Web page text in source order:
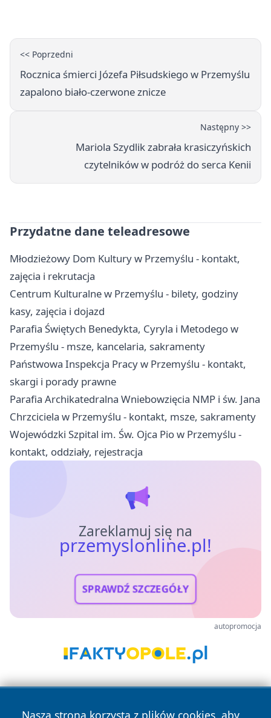
<< Poprzedni
Rocznica śmierci Józefa Piłsudskiego w Przemyślu
zapalono biało-czerwone znicze
Następny >>
Mariola Szydlik zabrała krasiczyńskich
czytelników w podróż do serca Kenii
Przydatne dane teleadresowe
Młodzieżowy Dom Kultury w Przemyślu - kontakt,
zajęcia i rekrutacja
Centrum Kulturalne w Przemyślu - bilety, godziny
kasy, zajęcia i dojazd
Parafia Świętych Benedykta, Cyryla i Metodego w
Przemyślu - msze, kancelaria, sakramenty
Państwowa Inspekcja Pracy w Przemyślu - kontakt,
skargi i porady prawne
Parafia Archikatedralna Wniebowzięcia NMP i św. Jana
Chrzciciela w Przemyślu - kontakt, msze, sakramenty
Wojewódzki Szpital im. Św. Ojca Pio w Przemyślu -
kontakt, oddziały, rejestracja
Zareklamuj się na
przemyslonline.pl!
SPRAWDŹ SZCZEGÓŁY
autopromocja
Nasza strona korzysta z plików cookies, aby